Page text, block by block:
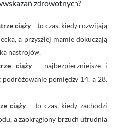
zdrowotnych?
ciąży– to czas, kiedy rozwijają
a przyszłej mamie dokuczają
nastrojów.
ciąży – najbezpieczniejsze i
pomiędzy 14. a 28.
ciąży – to czas, kiedy zachodzi
a zaokrąglony brzuch utrudnia